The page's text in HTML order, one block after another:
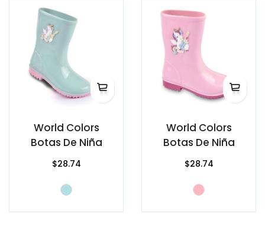
World Colors
Botas De Niña
$28.74
World Colors
Botas De Niña
$28.74